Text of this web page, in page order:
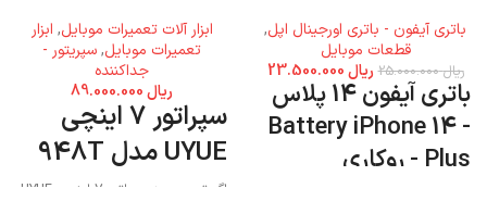
باتری آیفون - باتری اورجینال اپل,
قطعات موبایل
ریال25.000.000 ریال
باتری آیفون 14 پلاس
- Battery iPhone 14
Plus - روکاری
ابزار آلات تعمیرات موبایل, ابزار
تعمیرات موبایل,سپریتور -
جداکننده
ریال
سپراتور 7 اینچی
UYUE مدل 948T
اگر تصمیم به سپراتور 7 اینچی UYUE